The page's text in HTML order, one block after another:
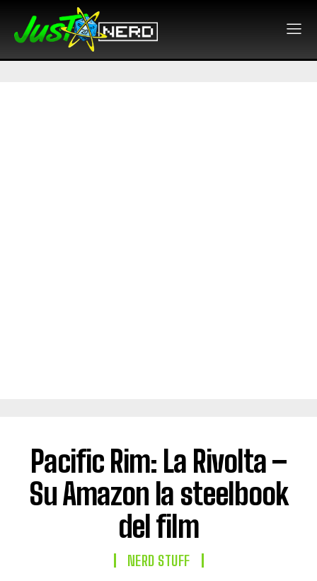
Pacific Rim: La Rivolta –
Su Amazon la steelbook
del film
NERD STUFF